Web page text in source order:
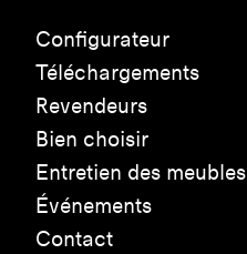
Configurateur
Téléchargements
Revendeurs
Bien choisir
Entretien des meubles
Événements
Contact